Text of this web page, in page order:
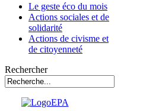
Le geste éco du mois
Actions sociales et de
solidarité
Actions de civisme et
de citoyenneté
Rechercher